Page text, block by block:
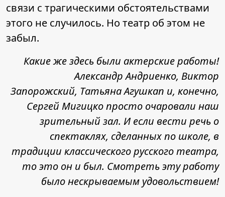
связи с трагическими обстоятельствами
этого не случилось. Но театр об этом не
забыл.
Какие же здесь были актерские работы!
Александр Андриенко, Виктор
Запорожский, Татьяна Агушкап и, конечно,
Сергей Мигицко просто очаровали наш
зрительный зал. И если вести речь о
спектаклях, сделанных по школе, в
традиции классического русского театра,
то это он и был. Смотреть эту работу
было нескрываемым удовольствием!